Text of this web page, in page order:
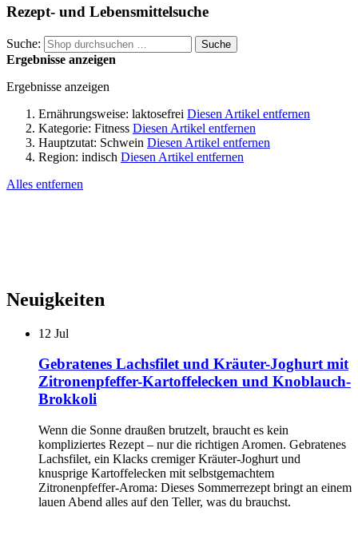
Rezept- und Lebensmittelsuche
Suche: Suche
Ergebnisse anzeigen
Ergebnisse anzeigen
Ernährungsweise: laktosefrei Diesen Artikel entfernen
Kategorie: Fitness Diesen Artikel entfernen
Hauptzutat: Schwein Diesen Artikel entfernen
Region: indisch Diesen Artikel entfernen
Alles entfernen
Neuigkeiten
12 Jul
Gebratenes Lachsfilet und Kräuter-Joghurt mit
Zitronenpfeffer-Kartoffelecken und Knoblauch-
Brokkoli
Wenn die Sonne draußen brutzelt, braucht es kein
kompliziertes Rezept – nur die richtigen Aromen. Gebratenes
Lachsfilet, ein Klacks cremiger Kräuter-Joghurt und
knusprige Kartoffelecken mit selbstgemachtem
Zitronenpfeffer-Aroma: Dieses Sommerrezept bringt an einem
lauen Abend alles auf den Teller, was du brauchst.